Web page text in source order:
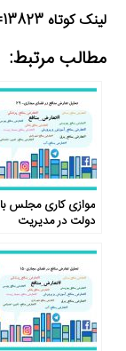
لینک کوتاه https://iran-bssc.ir/?p=13823
مطالب مرتبط:
موازی کاری مجلس با
دولت در مدیریت